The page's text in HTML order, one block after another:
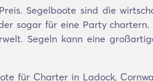
Segelboote sind die
sogar für eine Party
Segeln kann eine
für Charter in Ladock,